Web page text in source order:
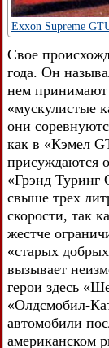
Exxon Supreme
Свое
года. Он
нем принимают
«мускулистые
они
как в «Кэмел
присуждаются
«Грэнд Туринг
свыше трех
скорости, так
жестче
«старых
вызывает
герои здесь
«Олдсмобил-
автомобили
американском